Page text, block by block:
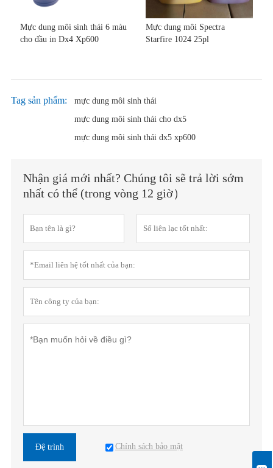
Mực dung môi sinh thái 6 màu
cho đầu in Dx4 Xp600
Mực dung môi Spectra
Starfire 1024 25pl
Tag sản phẩm:
mực dung môi sinh thái
mực dung môi sinh thái cho dx5
mực dung môi sinh thái dx5 xp600
Nhận giá mới nhất? Chúng tôi sẽ trả lời sớm
nhất có thể (trong vòng 12 giờ）
Đệ trình Chính sách bảo mật